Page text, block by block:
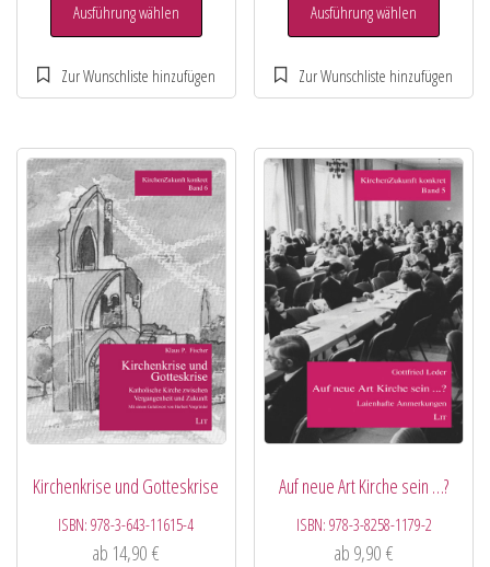
Ausführung wählen Ausführung wählen
Kirchenkrise und Gotteskrise
ISBN:978-3-643-11615-4
ab 14,90€
Auf neue Art Kirche sein …?
ISBN: 978-3-8258-1179-2
ab 9,90€